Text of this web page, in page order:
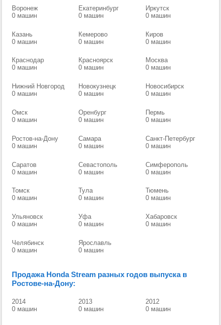
Воронеж
0 машин
Екатеринбург
0 машин
Иркутск
0 машин
Казань
0 машин
Кемерово
0 машин
Киров
0 машин
Краснодар
0 машин
Красноярск
0 машин
Москва
0 машин
Нижний Новгород
0 машин
Новокузнецк
0 машин
Новосибирск
0 машин
Омск
0 машин
Оренбург
0 машин
Пермь
0 машин
Ростов-на-Дону
0 машин
Самара
0 машин
Санкт-Петербург
0 машин
Саратов
0 машин
Севастополь
0 машин
Симферополь
0 машин
Томск
0 машин
Тула
0 машин
Тюмень
0 машин
Ульяновск
0 машин
Уфа
0 машин
Хабаровск
0 машин
Челябинск
0 машин
Ярославль
0 машин
Продажа Honda Stream разных годов выпуска в
Ростове-на-Дону:
2014
0 машин
2013
0 машин
2012
0 машин